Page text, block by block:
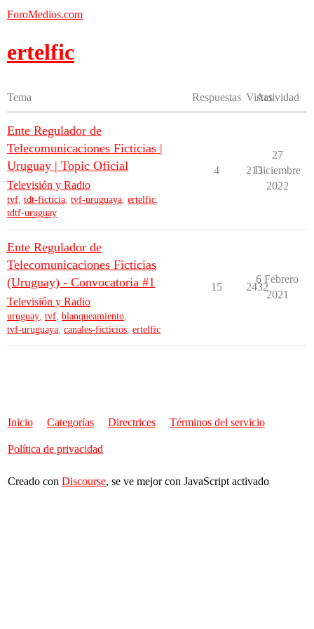
ForoMedios.com
ertelfic
Tema Respuestas Vistas
Actividad
Ente Regulador de
Telecomunicaciones Ficticias |
Uruguay | Topic Oficial
Televisión y Radio
tvf, tdt-ficticia, tvf-uruguaya, ertelfic,
tdtf-uruguay
4 213
27
Diciembre
2022
Ente Regulador de
Telecomunicaciones Ficticias
(Uruguay) - Convocatoria #1
Televisión y Radio
uruguay, tvf, blanqueamiento,
tvf-uruguaya, canales-ficticios, ertelfic
15 2432
6 Febrero
2021
Inicio Categorías Directrices Términos del servicio
Política de privacidad
Creado con Discourse, se ve mejor con JavaScript activado